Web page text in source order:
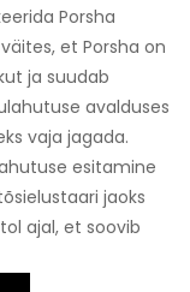
Porsha
et Porsha on
ja suudab
avalduses
vaja jagada.
esitamine
jaoks
ajal, et soovib